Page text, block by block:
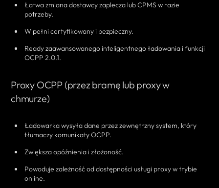
Łatwa zmiana dostawcy zaplecza lub CPMS w razie
potrzeby.
W pełni certyfikowany i bezpieczny.
Ready zaawansowanego inteligentnego ładowania i funkcji
OCPP 2.0.1.
Proxy OCPP (przez bramę lub proxy w
chmurze)
Ładowarka wysyła dane przez zewnętrzny system, który
tłumaczy komunikaty OCPP.
Zwiększa opóźnienia i złożoność.
Powoduje zależność od dostępności usługi proxy w trybie
online.